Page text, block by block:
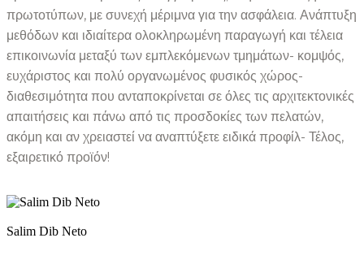
πρωτοτύπων, με συνεχή μέριμνα για την ασφάλεια. Ανάπτυξη
μεθόδων και ιδιαίτερα ολοκληρωμένη παραγωγή και τέλεια
επικοινωνία μεταξύ των εμπλεκόμενων τμημάτων- κομψός,
ευχάριστος και πολύ οργανωμένος φυσικός χώρος-
διαθεσιμότητα που ανταποκρίνεται σε όλες τις αρχιτεκτονικές
απαιτήσεις και πάνω από τις προσδοκίες των πελατών,
ακόμη και αν χρειαστεί να αναπτύξετε ειδικά προφίλ- Τέλος,
εξαιρετικό προϊόν!
Salim Dib Neto